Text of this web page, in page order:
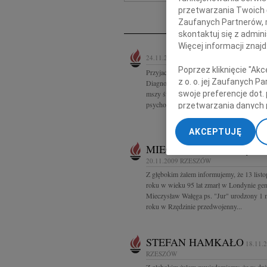
24.11.2009
Przyjaciele i koledzy z Rodzinnych
Diagnostyczno-Konsultacyjnych proszą o
mszy świętej i modlitwę w intencji
psychologa, długoletniego...
MIECZYSŁAW WAŁĘGA
20.11.2009 RZESZÓW
Z głębokim żalem informujemy, że 13
roku w wieku 95 lat zmarł w Londynie gen.
Mieczysław Wałęga ps. "Jur" urodzony 1
roku w Rzędzinie przedwojenny...
STEFAN HAMKAŁO
RZESZÓW
przetwarzania Twoich
Zaufanych Partnerów,
skontaktuj się z
Więcej informacji
Poprzez kliknięcie
z o. o. jej Zaufanych
swoje preferencje dot.
przetwarzania danych
„Ustawienia
My, nasi Zaufani
dokładnych danych
Przechowywanie
treści, badnie
AKCEPTUJĘ